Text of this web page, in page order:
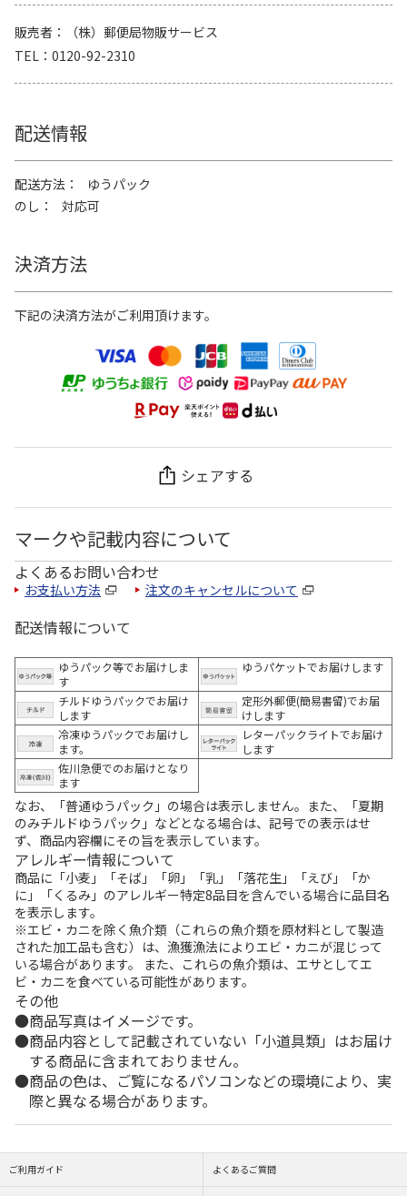
販売者
（株）郵便局物販サービス
TEL
0120-92-2310
配送情報
配送方法
ゆうパック
のし
対応可
決済方法
下記の決済方法がご利用頂けます。
シェアする
マークや記載内容について
よくあるお問い合わせ
お支払い方法 注文のキャンセルについて
配送情報について
ゆうパック等でお届けしま
す
ゆうパケットでお届けします
チルドゆうパックでお届け
します
定形外郵便(簡易書留)でお届
けします
冷凍ゆうパックでお届けし
ます。
レターパックライトでお届け
します
佐川急便でのお届けとなり
ます
なお、「普通ゆうパック」の場合は表示しません。また、「夏期
のみチルドゆうパック」などとなる場合は、記号での表示はせ
ず、商品内容欄にその旨を表示しています。
アレルギー情報について
商品に「小麦」「そば」「卵」「乳」「落花生」「えび」「か
に」「くるみ」のアレルギー特定8品目を含んでいる場合に品目名
を表示します。
※エビ・カニを除く魚介類（これらの魚介類を原材料として製造
された加工品も含む）は、漁獲漁法によりエビ・カニが混じって
いる場合があります。 また、これらの魚介類は、エサとしてエ
ビ・カニを食べている可能性があります。
その他
商品写真はイメージです。
商品内容として記載されていない「小道具類」はお届け
する商品に含まれておりません。
商品の色は、ご覧になるパソコンなどの環境により、実
際と異なる場合があります。
ご利用ガイド よくあるご質問